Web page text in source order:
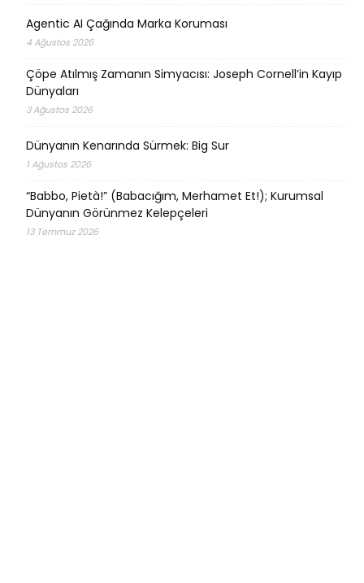
Agentic AI Çağında Marka Koruması
4 Ağustos 2026
Çöpe Atılmış Zamanın Simyacısı: Joseph Cornell’in Kayıp
Dünyaları
3 Ağustos 2026
Dünyanın Kenarında Sürmek: Big Sur
1 Ağustos 2026
“Babbo, Pietà!” (Babacığım, Merhamet Et!); Kurumsal
Dünyanın Görünmez Kelepçeleri
13 Temmuz 2026